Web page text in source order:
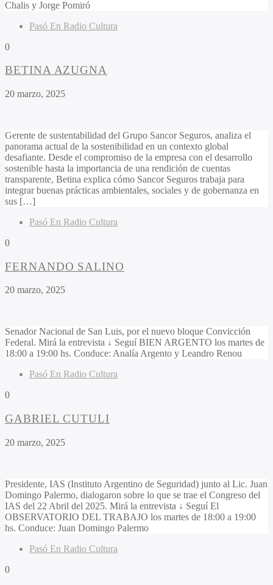
Chalis y Jorge Pomiró
Pasó En Radio Cultura
0
BETINA AZUGNA
20 marzo, 2025
Gerente de sustentabilidad del Grupo Sancor Seguros, analiza el
panorama actual de la sostenibilidad en un contexto global
desafiante. Desde el compromiso de la empresa con el desarrollo
sostenible hasta la importancia de una rendición de cuentas
transparente, Betina explica cómo Sancor Seguros trabaja para
integrar buenas prácticas ambientales, sociales y de gobernanza en
sus […]
Pasó En Radio Cultura
0
FERNANDO SALINO
20 marzo, 2025
Senador Nacional de San Luis, por el nuevo bloque Convicción
Federal. Mirá la entrevista ↓ Seguí BIEN ARGENTO los martes de
18:00 a 19:00 hs. Conduce: Analía Argento y Leandro Renou
Pasó En Radio Cultura
0
GABRIEL CUTULI
20 marzo, 2025
Presidente, IAS (Instituto Argentino de Seguridad) junto al Lic. Juan
Domingo Palermo, dialogaron sobre lo que se trae el Congreso del
IAS del 22 Abril del 2025. Mirá la entrevista ↓ Seguí El
OBSERVATORIO DEL TRABAJO los martes de 18:00 a 19:00
hs. Conduce: Juan Domingo Palermo
Pasó En Radio Cultura
0